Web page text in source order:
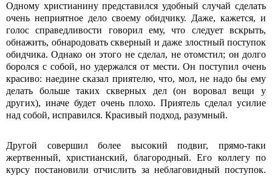
Одному христианину представился удобный случай сделать
очень неприятное дело своему обидчику. Даже, кажется, и
голос справедливости говорил ему, что следует вскрыть,
обнажить, обнародовать скверный и даже злостный поступок
обидчика. Однако он этого не сделал, не отомстил; он долго
боролся с собой, но удержался от мести. Он поступил очень
красиво: наедине сказал приятелю, что, мол, не надо бы ему
делать больше таких скверных дел (он воровал вещи у
других), иначе будет очень плохо. Приятель сделал усилие
над собой, исправился. Красивый подход, разумный.
Другой совершил более высокий подвиг, прямо-таки
жертвенный, христианский, благородный. Его коллегу по
курсу постановили отчислить за неблаговидный поступок.